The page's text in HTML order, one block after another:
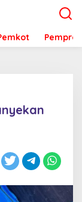
Pemprov